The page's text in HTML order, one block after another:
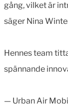
gång, vilket är
säger Nina
Hennes team
spännande
— Urban Air